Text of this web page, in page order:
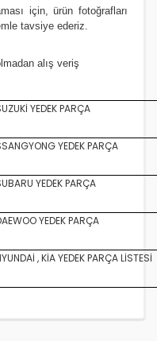
için, ürün fotoğrafları
tavsiye ederiz.
alış veriş
YEDEK PARÇA
YEDEK PARÇA
YEDEK PARÇA
YEDEK PARÇA
, KİA YEDEK PARÇA LİSTESİ